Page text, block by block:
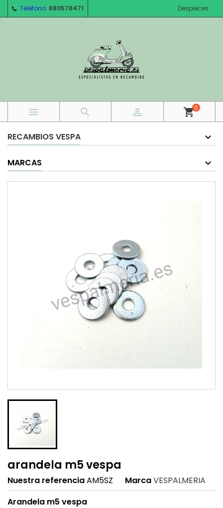
Teléfono: 680578471 Despieces
   shopping_cart0
RECAMBIOS VESPA
MARCAS
arandela m5 vespa
Nuestra referenciaAM5SZ MarcaVESPALMERIA
Arandela m5 vespa